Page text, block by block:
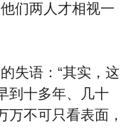
两人才相视一
语：“其实，这
到十多年、几十
万不可只看表面，